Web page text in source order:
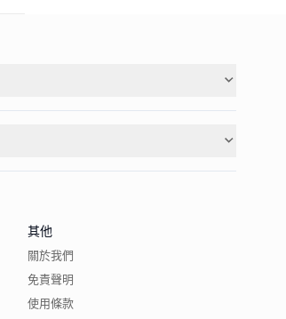
其他
關於我們
免責聲明
使用條款